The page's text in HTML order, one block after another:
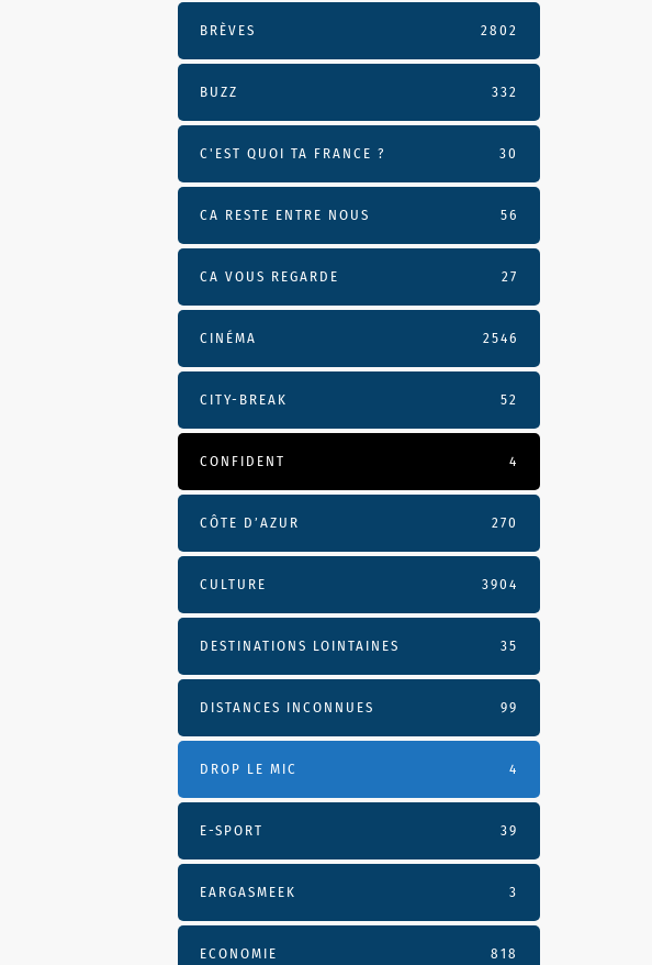
BRÈVES 2802
BUZZ 332
C'EST QUOI TA FRANCE ? 30
CA RESTE ENTRE NOUS 56
CA VOUS REGARDE 27
CINÉMA 2546
CITY-BREAK 52
CONFIDENT 4
CÔTE D’AZUR 270
CULTURE 3904
DESTINATIONS LOINTAINES 35
DISTANCES INCONNUES 99
DROP LE MIC 4
E-SPORT 39
EARGASMEEK 3
ECONOMIE 818